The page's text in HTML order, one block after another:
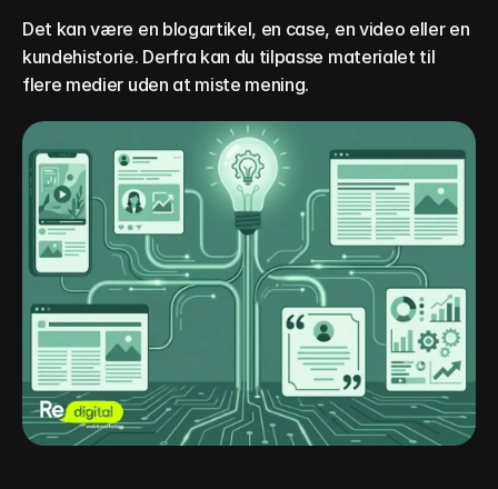
Det kan være en blogartikel, en case, en video eller en
kundehistorie. Derfra kan du tilpasse materialet til
flere medier uden at miste mening.